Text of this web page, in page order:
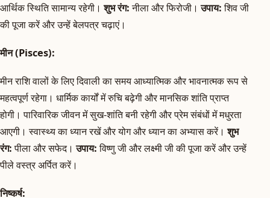
आर्थिक स्थिति सामान्य रहेगी।शुभ रंग:नीला और फिरोजी।उपाय:शिव जी
की पूजा करें और उन्हें बेलपत्र चढ़ाएं।
मीन (Pisces):
मीन राशि वालों के लिए दिवाली का समय आध्यात्मिक और भावनात्मक रूप से
महत्वपूर्ण रहेगा। धार्मिक कार्यों में रुचि बढ़ेगी और मानसिक शांति प्राप्त
होगी। पारिवारिक जीवन में सुख-शांति बनी रहेगी और प्रेम संबंधों में मधुरता
आएगी। स्वास्थ्य का ध्यान रखें और योग और ध्यान का अभ्यास करें।शुभ
रंग:पीला और सफेद।उपाय:विष्णु जी और लक्ष्मी जी की पूजा करें और उन्हें
पीले वस्त्र अर्पित करें।
निष्कर्ष: